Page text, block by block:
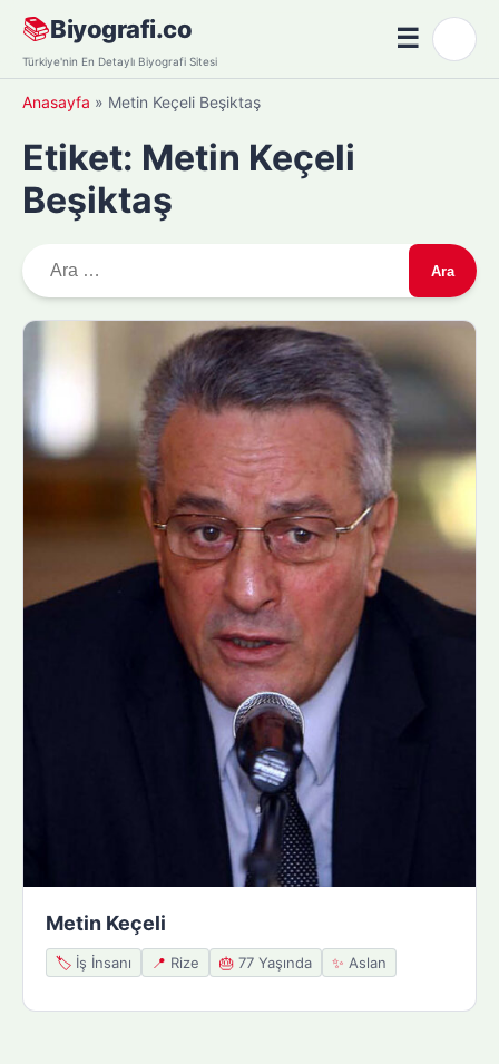
Skip
content
📚Biyografi.co
Türkiye'nin En Detaylı Biyografi Sitesi
☰Menü
Anasayfa » Metin Keçeli Beşiktaş
Etiket: Metin Keçeli
Beşiktaş
r
Metin Keçeli
🏷️ İş İnsanı 📍 Rize 🎂 77 Yaşında ✨ Aslan